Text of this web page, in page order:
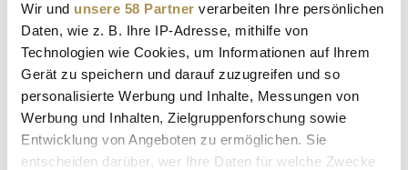
Wir und unsere 58 Partner verarbeiten Ihre persönlichen
Daten, wie z. B. Ihre IP-Adresse, mithilfe von
Technologien wie Cookies, um Informationen auf Ihrem
Gerät zu speichern und darauf zuzugreifen und so
personalisierte Werbung und Inhalte, Messungen von
Werbung und Inhalten, Zielgruppenforschung sowie
Entwicklung von Angeboten zu ermöglichen. Sie
entscheiden darüber, wer Ihre Daten für welche Zwecke